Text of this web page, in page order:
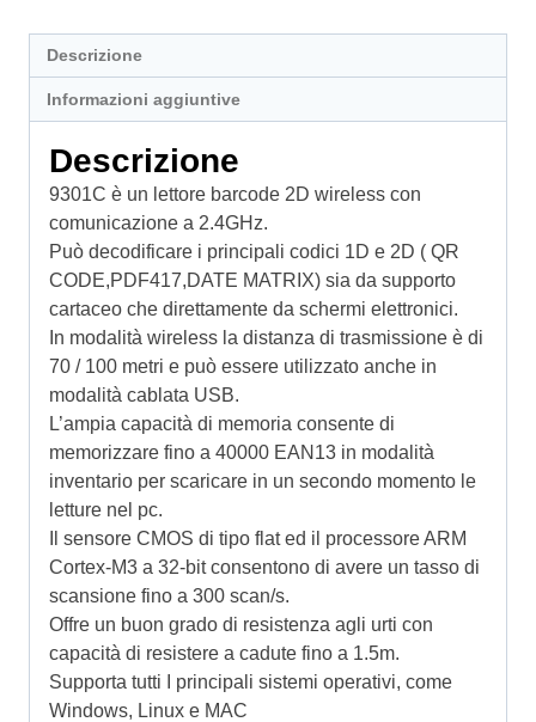
Descrizione
Informazioni aggiuntive
Descrizione
9301C è un lettore barcode 2D wireless con
comunicazione a 2.4GHz.
Può decodificare i principali codici 1D e 2D ( QR
CODE,PDF417,DATE MATRIX) sia da supporto
cartaceo che direttamente da schermi elettronici.
In modalità wireless la distanza di trasmissione è di
70 / 100 metri e può essere utilizzato anche in
modalità cablata USB.
L’ampia capacità di memoria consente di
memorizzare fino a 40000 EAN13 in modalità
inventario per scaricare in un secondo momento le
letture nel pc.
Il sensore CMOS di tipo flat ed il processore ARM
Cortex-M3 a 32-bit consentono di avere un tasso di
scansione fino a 300 scan/s.
Offre un buon grado di resistenza agli urti con
capacità di resistere a cadute fino a 1.5m.
Supporta tutti I principali sistemi operativi, come
Windows, Linux e MAC